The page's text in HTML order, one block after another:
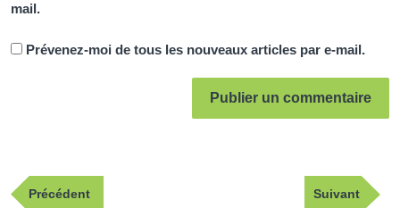
mail.
Prévenez-moi de tous les nouveaux articles par e-mail.
Navigation
dePublication
Précédent
Article
Suivant